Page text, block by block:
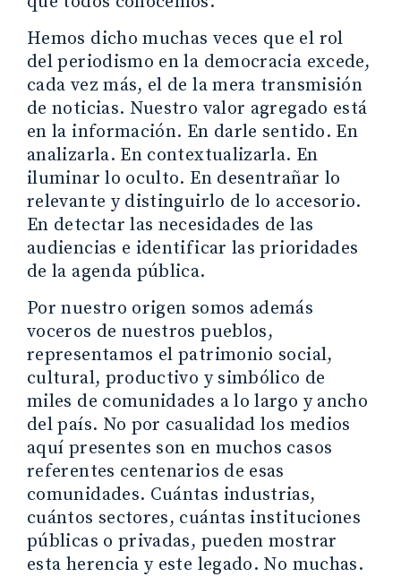
Hemos dicho muchas veces que el rol
del periodismo en la democracia excede,
cada vez más, el de la mera transmisión
de noticias. Nuestro valor agregado está
en la información. En darle sentido. En
analizarla. En contextualizarla. En
iluminar lo oculto. En desentrañar lo
relevante y distinguirlo de lo accesorio.
En detectar las necesidades de las
audiencias e identificar las prioridades
de la agenda pública.
Por nuestro origen somos además
voceros de nuestros pueblos,
representamos el patrimonio social,
cultural, productivo y simbólico de
miles de comunidades a lo largo y ancho
del país. No por casualidad los medios
aquí presentes son en muchos casos
referentes centenarios de esas
comunidades. Cuántas industrias,
cuántos sectores, cuántas instituciones
públicas o privadas, pueden mostrar
esta herencia y este legado. No muchas.